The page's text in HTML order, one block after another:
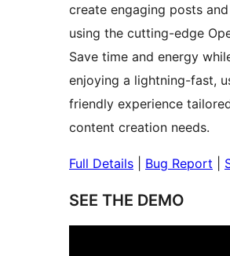
create engaging posts
using the cutting-edge
Save time and energy
enjoying a lightning-fast,
friendly experience
content creation needs.
Full Details Bug Report
SEE THE DEMO